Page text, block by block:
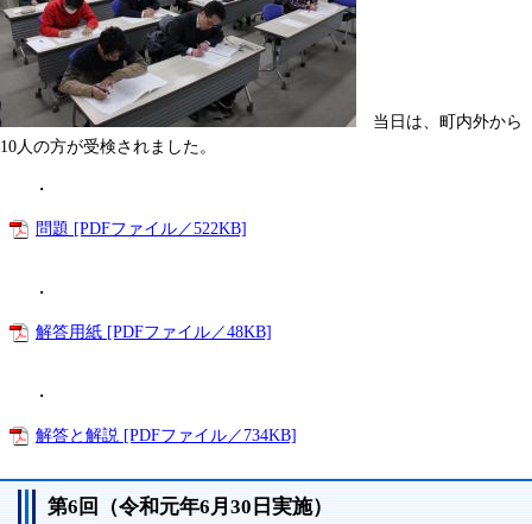
当日は、町内外から
10人の方が受検されました。
・
問題 [PDFファイル／522KB]
・
解答用紙 [PDFファイル／48KB]
・
解答と解説 [PDFファイル／734KB]
第6回（令和元年6月30日実施）